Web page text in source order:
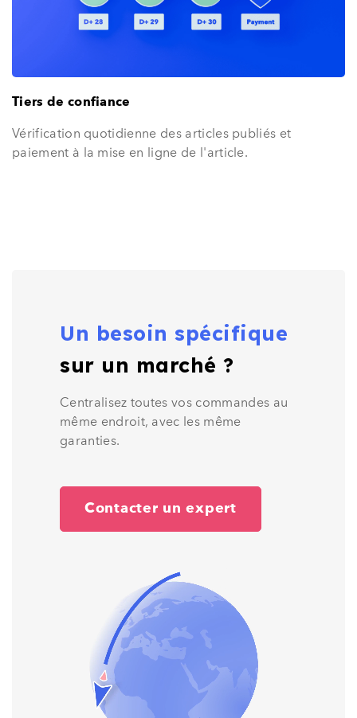
Tiers de confiance
Vérification quotidienne des articles publiés et
paiement à la mise en ligne de l'article.
Un besoin spécifique
sur un marché ?
Centralisez toutes vos commandes au
même endroit, avec les même
garanties.
Contacter un expert